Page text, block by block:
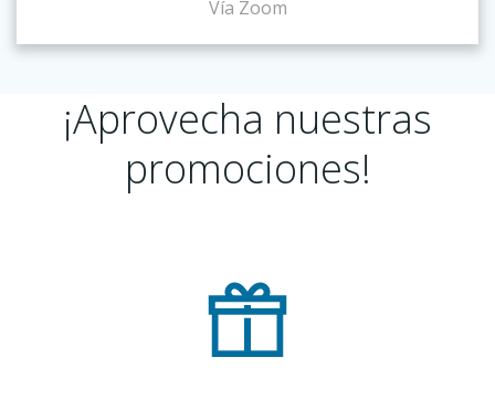
Vía Zoom
¡Aprovecha nuestras
promociones!